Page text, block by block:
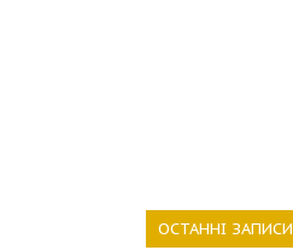
ОСТАННІ ЗАПИСИ